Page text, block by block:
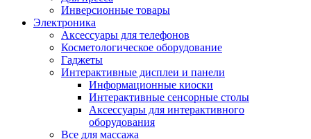
Инверсионные товары
Электроника
Аксессуары для телефонов
Косметологическое оборудование
Гаджеты
Интерактивные дисплеи и панели
Информационные киоски
Интерактивные сенсорные столы
Аксессуары для интерактивного
оборудования
Все для массажа